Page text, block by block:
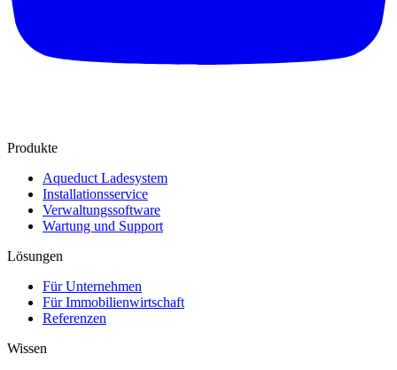
Produkte
Aqueduct Ladesystem
Installationsservice
Verwaltungssoftware
Wartung und Support
Lösungen
Für Unternehmen
Für Immobilienwirtschaft
Referenzen
Wissen